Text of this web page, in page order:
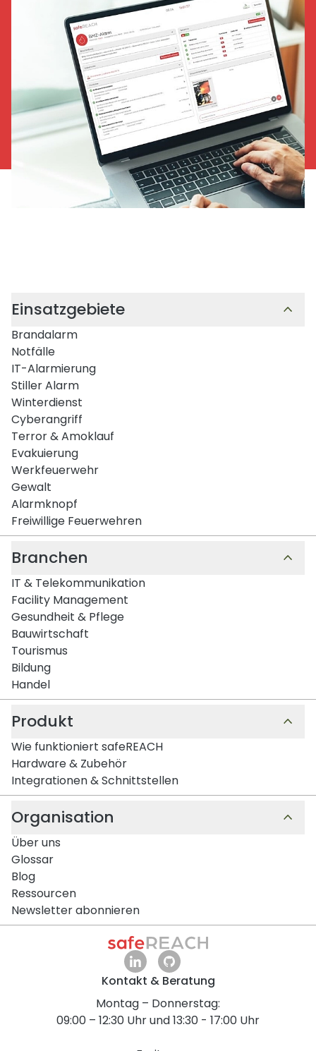
Einsatzgebiete
Brandalarm
Notfälle
IT-Alarmierung
Stiller Alarm
Winterdienst
Cyberangriff
Terror & Amoklauf
Evakuierung
Werkfeuerwehr
Gewalt
Alarmknopf
Freiwillige Feuerwehren
Branchen
IT & Telekommunikation
Facility Management
Gesundheit & Pflege
Bauwirtschaft
Tourismus
Bildung
Handel
Produkt
Wie funktioniert safeREACH
Hardware & Zubehör
Integrationen & Schnittstellen
Organisation
Über uns
Glossar
Blog
Ressourcen
Newsletter abonnieren
Kontakt & Beratung
Montag – Donnerstag:
09:00 – 12:30 Uhr und 13:30 - 17:00 Uhr